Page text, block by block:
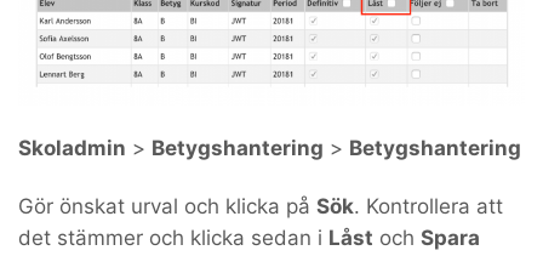
Skoladmin > Betygshantering > Betygshantering
Gör önskat urval och klicka på Sök. Kontrollera att
det stämmer och klicka sedan i Låst och Spara